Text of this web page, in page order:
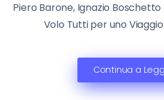
Piero Barone, Ignazio
Volo Tutti per uno
Continua a